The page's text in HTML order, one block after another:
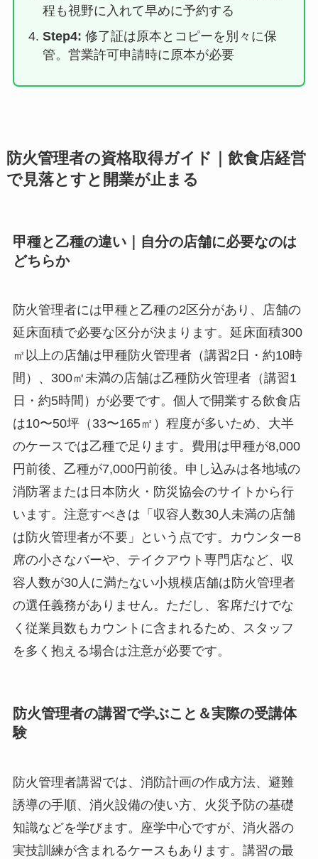
程も視野に入れて早めに予約する
Step4: 修了証は原本とコピーを別々に保
管。営業許可申請時に原本が必要
防火管理者の資格取得ガイド｜飲食店経営
で見落とすと開業が止まる
甲種と乙種の違い｜自分の店舗に必要なのは
どちらか
防火管理者には甲種と乙種の2区分があり、店舗の
延床面積で必要な区分が決まります。延床面積300
㎡以上の店舗は甲種防火管理者（講習2日・約10時
間）、300㎡未満の店舗は乙種防火管理者（講習1
日・約5時間）が必要です。個人で開業する飲食店
は10〜50坪（33〜165㎡）程度が多いため、大半
のケースでは乙種で足ります。費用は甲種が8,000
円前後、乙種が7,000円前後。申し込みは各地域の
消防署または日本防火・防災協会のサイトから行
います。注意すべきは「収容人数30人未満の店舗
は防火管理者が不要」という点です。カウンター8
席の小さなバーや、テイクアウト専門店など、収
容人数が30人に満たない小規模店舗は防火管理者
の選任義務がありません。ただし、客席だけでな
く従業員数もカウントに含まれるため、スタッフ
を多く抱える場合は注意が必要です。
防火管理者の講習で学ぶこと＆実際の受講体
験
防火管理者講習では、消防計画の作成方法、避難
誘導の手順、消火設備の使い方、火災予防の基礎
知識などを学びます。座学中心ですが、消火器の
実技訓練が含まれるケースもあります。講習の最